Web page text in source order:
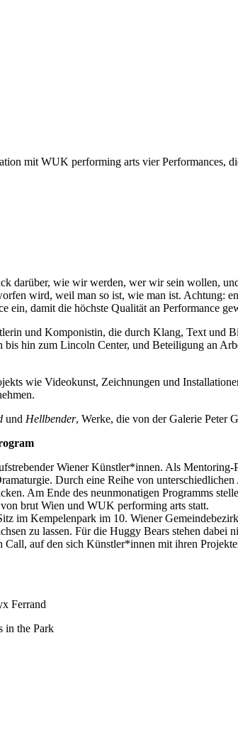
mit WUK performing arts vier Performances,
darüber, wie wir werden, wer wir sein wollen,
wird, weil man so ist, wie man ist. Achtung:
ein, damit die höchste Qualität an Performance
und Komponistin, die durch Klang, Text
hin zum Lincoln Center, und Beteiligung an
wie Videokunst, Zeichnungen und
und Hellbender, Werke, die von der Galerie Peter
Wiener Künstler*innen. Als
Durch eine Reihe von
Am Ende des neunmonatigen Programms
brut Wien und WUK performing arts statt.
im Kempelenpark im 10. Wiener
zu lassen. Für die Huggy Bears stehen
auf den sich Künstler*innen mit ihren
Ferrand
in the Park